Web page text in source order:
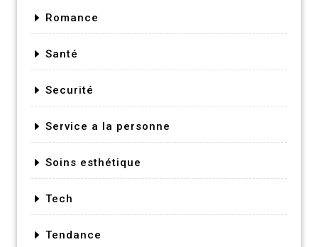
Romance
Santé
Securité
Service a la personne
Soins esthétique
Tech
Tendance